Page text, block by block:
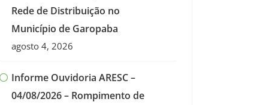
Rede de Distribuição no
Município de Garopaba
agosto 4, 2026
Informe Ouvidoria ARESC –
04/08/2026 – Rompimento de